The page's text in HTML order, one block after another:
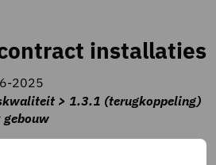
installaties
2025
> 1.3.1 (terugkoppeling)
gebouw